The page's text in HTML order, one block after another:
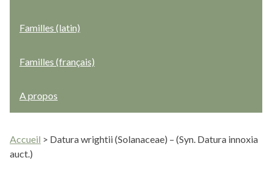
Familles (latin)
Familles (français)
A propos
Accueil > Datura wrightii (Solanaceae) – (Syn. Datura innoxia
auct.)